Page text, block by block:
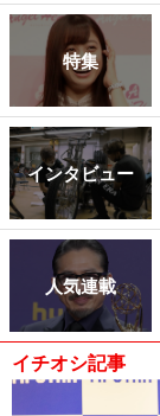
特集
インタビュー
人気連載
イチオシ記事